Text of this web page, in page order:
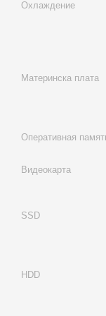
Материнская
500 Gb) и
4-ю
Мощный блок
Все
Приятным
установлена на
Почему
рабочую
Охлаждение
Материнска плата
Оперативная
Видеокарта
SSD
HDD